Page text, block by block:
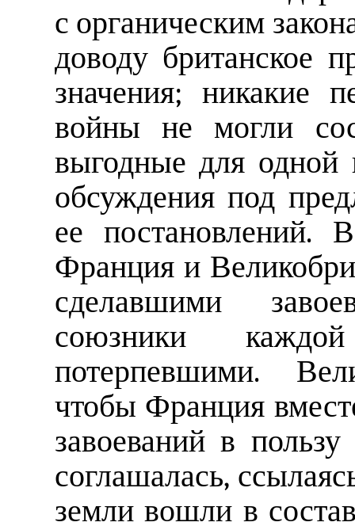
с органическим
доводу британское
значения; никакие
войны не могли
выгодные для одной
обсуждения под
ее постановлений.
Франция и
сделавшими
союзники
потерпевшими.
чтобы Франция
завоеваний в
соглашалась,
земли вошли в